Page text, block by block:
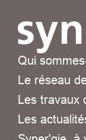
Qui
Le réseau
Les travaux
Les